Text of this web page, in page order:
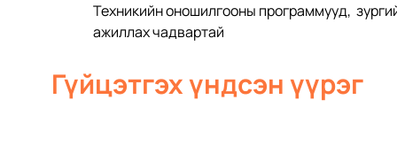
Техникийн оношилгооны программууд,
ажиллах чадвартай
Гүйцэтгэх үндсэн үүрэг